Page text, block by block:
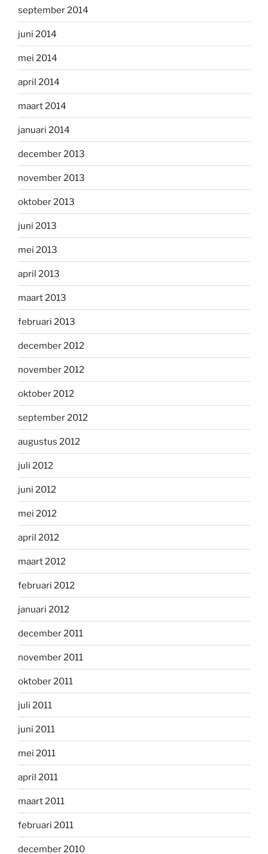
september 2014
juni 2014
mei 2014
april 2014
maart 2014
januari 2014
december 2013
november 2013
oktober 2013
juni 2013
mei 2013
april 2013
maart 2013
februari 2013
december 2012
november 2012
oktober 2012
september 2012
augustus 2012
juli 2012
juni 2012
mei 2012
april 2012
maart 2012
februari 2012
januari 2012
december 2011
november 2011
oktober 2011
juli 2011
juni 2011
mei 2011
april 2011
maart 2011
februari 2011
december 2010